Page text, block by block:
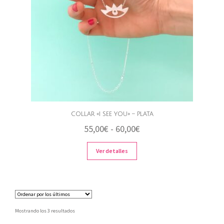
COLLAR «I SEE YOU» – PLATA
55,00€ - 60,00€
Ver detalles
Mostrando los 3 resultadosOrdenado